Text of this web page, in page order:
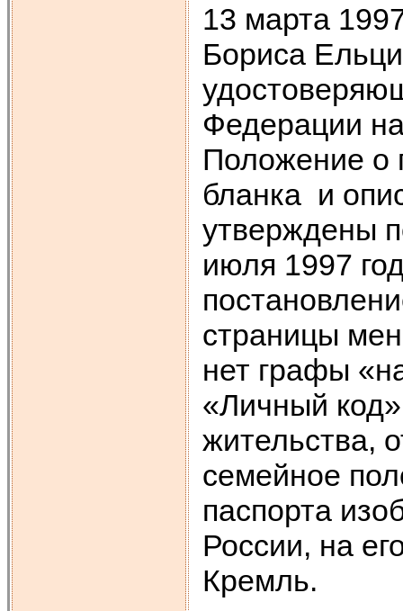
13 марта
Бориса
Федерации
Положение о
бланка и
утверждены
июля 1997
страницы
нет графы
«Личный
жительства,
семейное
паспорта
России, на
Кремль.